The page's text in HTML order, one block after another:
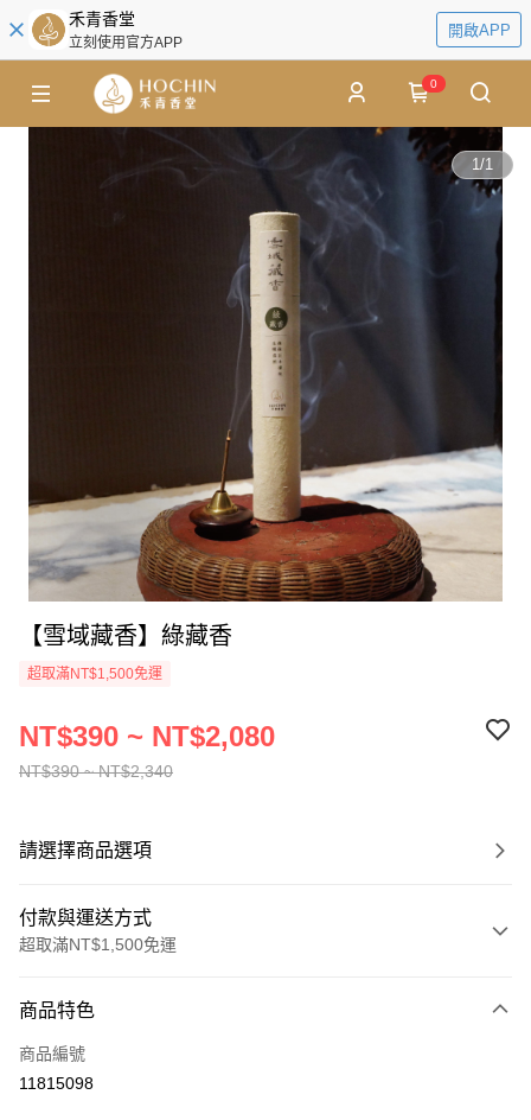
禾青香堂
立刻使用官方APP
開啟APP
0
1/1
【雪域藏香】綠藏香
超取滿NT$1,500免運
NT$390 ~ NT$2,340
NT$390 ~ NT$2,080
請選擇商品選項
付款與運送方式
超取滿NT$1,500免運
信用卡一次付款
超商取貨付款
商品特色
商品編號
11815098